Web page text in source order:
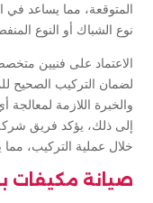
المتوقعة، مما يساعد في
نوع الشباك أو النوع
الاعتماد على فنيين
لضمان التركيب الصحيح
والخبرة اللازمة لمعالجة
إلى ذلك، يؤكد فريق
خلال عملية التركيب،
صيانة مكيفات